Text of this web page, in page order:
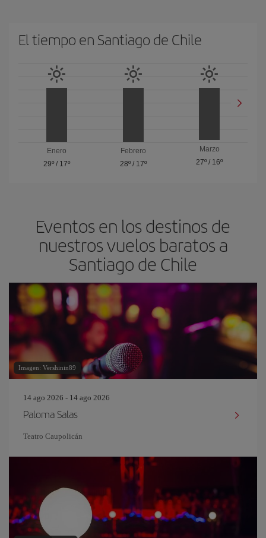
El tiempo en Santiago de Chile
Enero
29º/ 17º
Febrero
28º/ 17º
Marzo
27º / 16º
Eventos en los destinos de
nuestros vuelos baratos a
Santiago de Chile
Imagen: Vershinin89
14 ago 2026 - 14 ago 2026
Paloma Salas
Teatro Caupolicán